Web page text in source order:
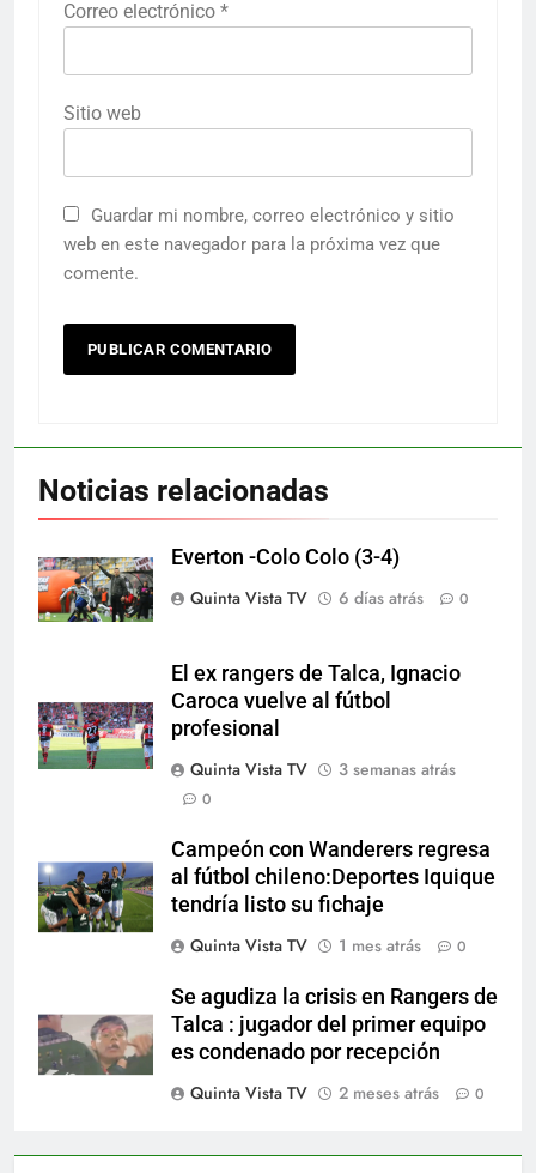
Correo electrónico *
Sitio web
Guardar mi nombre, correo electrónico y sitio
web en este navegador para la próxima vez que
comente.
Noticias relacionadas
Everton -Colo Colo (3-4)
Quinta Vista TV
6 días atrás 0
El ex rangers de Talca, Ignacio
Caroca vuelve al fútbol
profesional
Quinta Vista TV
3 semanas atrás
0
Campeón con Wanderers regresa
al fútbol chileno:Deportes Iquique
tendría listo su fichaje
Quinta Vista TV
1 mes atrás 0
Se agudiza la crisis en Rangers de
Talca : jugador del primer equipo
es condenado por recepción
Quinta Vista TV
2 meses atrás 0